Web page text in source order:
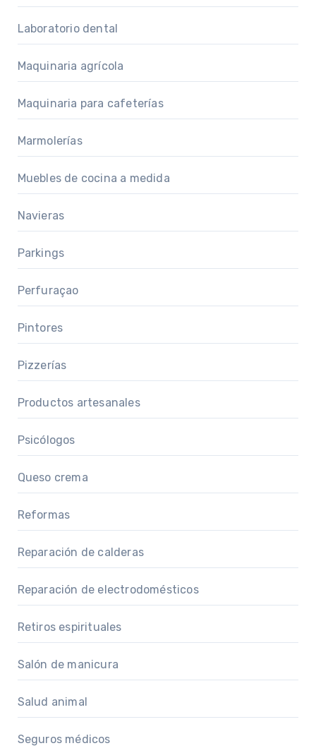
Laboratorio dental
Maquinaria agrícola
Maquinaria para cafeterías
Marmolerías
Muebles de cocina a medida
Navieras
Parkings
Perfuraçao
Pintores
Pizzerías
Productos artesanales
Psicólogos
Queso crema
Reformas
Reparación de calderas
Reparación de electrodomésticos
Retiros espirituales
Salón de manicura
Salud animal
Seguros médicos